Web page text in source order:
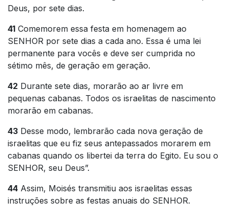
Deus, por sete dias.
41 Comemorem essa festa em homenagem ao
SENHOR por sete dias a cada ano. Essa é uma lei
permanente para vocês e deve ser cumprida no
sétimo mês, de geração em geração.
42 Durante sete dias, morarão ao ar livre em
pequenas cabanas. Todos os israelitas de nascimento
morarão em cabanas.
43 Desse modo, lembrarão cada nova geração de
israelitas que eu fiz seus antepassados morarem em
cabanas quando os libertei da terra do Egito. Eu sou o
SENHOR, seu Deus”.
44 Assim, Moisés transmitiu aos israelitas essas
instruções sobre as festas anuais do SENHOR.